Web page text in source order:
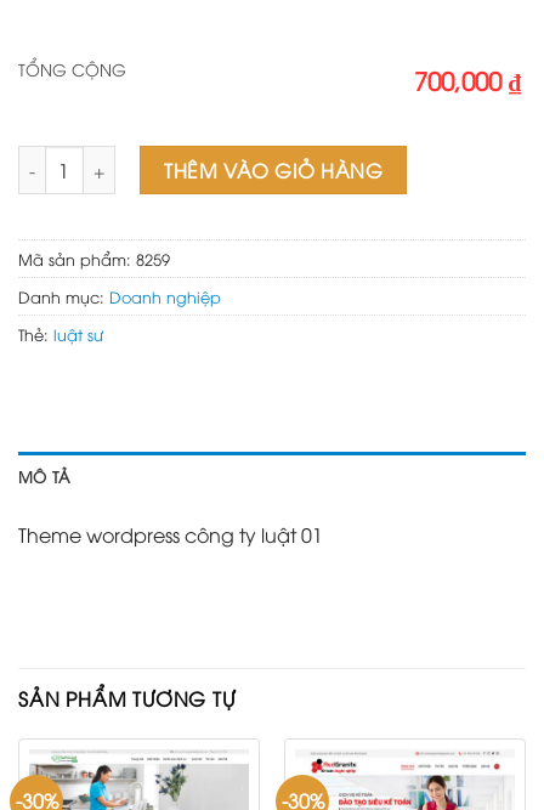
TỔNG CỘNG 700,000 ₫
Theme wordpress công ty luật 01 số lượng
THÊM VÀO GIỎ HÀNG
Mã sản phẩm: 8259
Danh mục: Doanh nghiệp
Thẻ: luật sư
MÔ TẢ
Theme wordpress công ty luật 01
SẢN PHẨM TƯƠNG TỰ
-30% -30%